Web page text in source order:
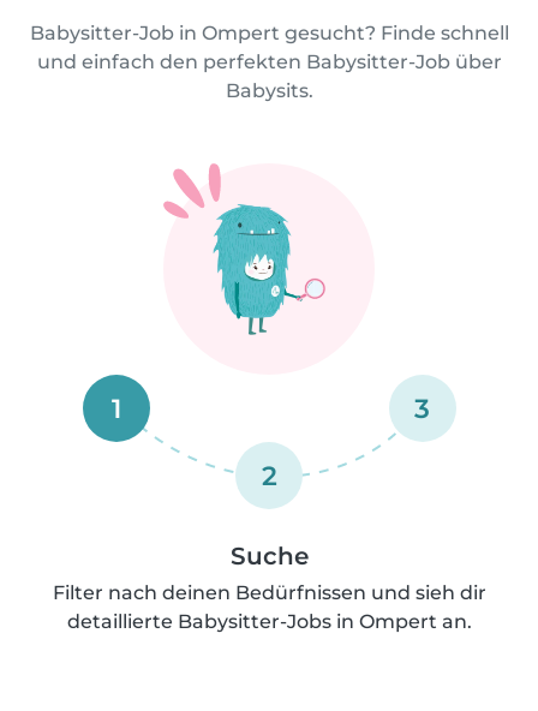
Babysitter-Job in Ompert gesucht? Finde schnell
und einfach den perfekten Babysitter-Job über
Babysits.
1
2
3
Suche
Filter nach deinen Bedürfnissen und sieh dir
detaillierte Babysitter-Jobs in Ompert an.